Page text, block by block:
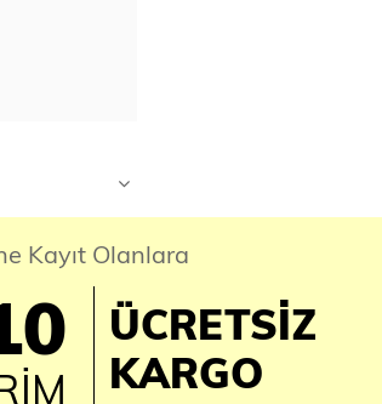
Kayıt Olanlara
ÜCRETSİZ
KARGO